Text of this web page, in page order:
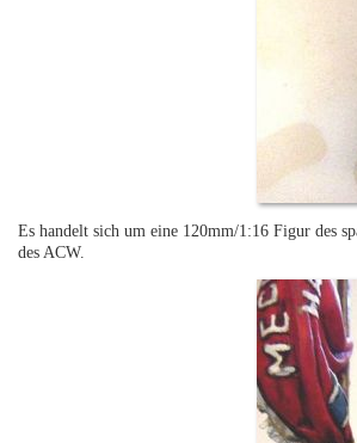
Es handelt sich um eine 120mm/1:16 Figur des
des ACW.